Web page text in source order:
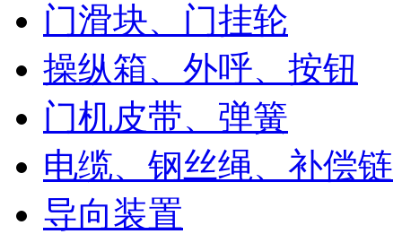
门滑块、门挂轮
操纵箱、外呼、按钮
门机皮带、弹簧
电缆、钢丝绳、补偿链
导向装置